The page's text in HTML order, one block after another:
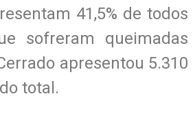
41,5% de todos
sofreram queimadas
apresentou 5.310
total.